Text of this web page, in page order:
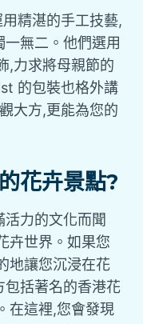
精湛的手工技藝,
無二。他們選用
,力求將母親節的
的包裝也格外講
大方,更能為您的
花卉景點?
力的文化而聞
卉世界。如果您
地讓您沉浸在花
包括著名的香港花
在這裡,您會發現